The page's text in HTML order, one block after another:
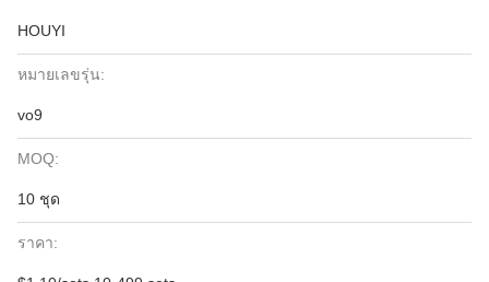
HOUYI
หมายเลขรุ่น:
vo9
MOQ:
10 ชุด
ราคา: